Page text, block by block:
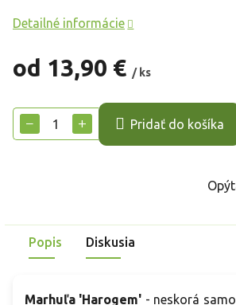
od 13,90 € / ks
cena:
+
− Pridať do košíka
Detailné informácie
Popis Diskusia
Marhuľa 'Harogem' - neskorá